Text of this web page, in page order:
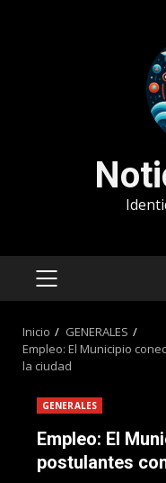
MENÚ
Inicio
GENERALES
Empleo: El Municipio
la ciudad
GENERALES
Empleo: El
postulantes